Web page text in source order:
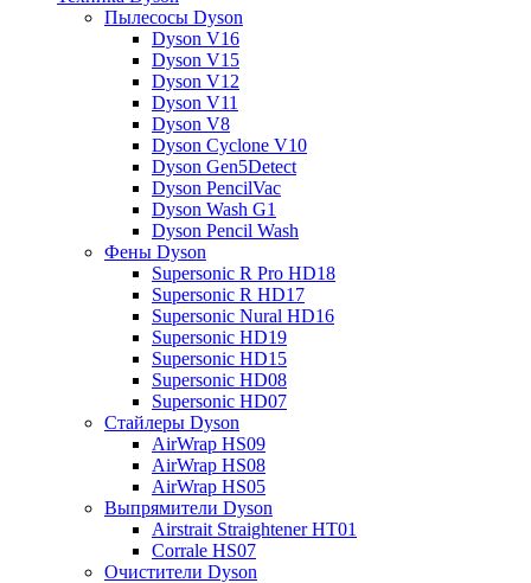
Пылесосы Dyson
Dyson V16
Dyson V15
Dyson V12
Dyson V11
Dyson V8
Dyson Cyclone V10
Dyson Gen5Detect
Dyson PencilVac
Dyson Wash G1
Dyson Pencil Wash
Фены Dyson
Supersonic R Pro HD18
Supersonic R HD17
Supersonic Nural HD16
Supersonic HD19
Supersonic HD15
Supersonic HD08
Supersonic HD07
Стайлеры Dyson
AirWrap HS09
AirWrap HS08
AirWrap HS05
Выпрямители Dyson
Airstrait Straightener HT01
Corrale HS07
Очистители Dyson